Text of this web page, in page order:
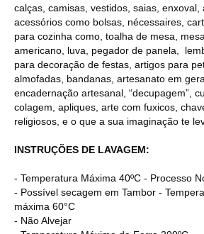
calças, camisas, vestidos, saias, enxoval,
acessórios como bolsas, nécessaires,
para cozinha como, toalha de mesa,
americano, luva, pegador de panela,
para decoração de festas, artigos para
almofadas, bandanas, artesanato em
encadernação artesanal, “decupagem”,
colagem, apliques, arte com fuxicos,
religiosos, e o que a sua imaginação te
INSTRUÇÕES DE LAVAGEM:
- Temperatura Máxima 40ºC - Processo
- Possível secagem em Tambor -
máxima 60°C
- Não Alvejar